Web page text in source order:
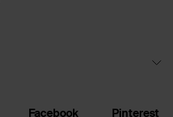
Facebook Pinterest